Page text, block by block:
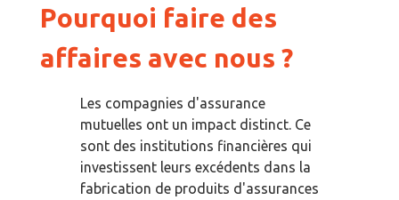
Pourquoi faire des
affaires avec nous ?
Les compagnies d'assurance
mutuelles ont un impact distinct. Ce
sont des institutions financières qui
investissent leurs excédents dans la
fabrication de produits d'assurances